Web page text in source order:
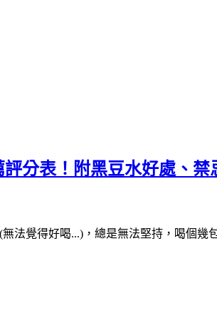
分表！附黑豆水好處、禁
法覺得好喝...)，總是無法堅持，喝個幾